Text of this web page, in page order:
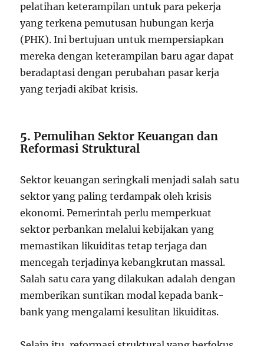
pelatihan keterampilan untuk para pekerja
yang terkena pemutusan hubungan kerja
(PHK). Ini bertujuan untuk mempersiapkan
mereka dengan keterampilan baru agar dapat
beradaptasi dengan perubahan pasar kerja
yang terjadi akibat krisis.
5.Pemulihan Sektor Keuangan dan
Reformasi Struktural
Sektor keuangan seringkali menjadi salah satu
sektor yang paling terdampak oleh krisis
ekonomi. Pemerintah perlu memperkuat
sektor perbankan melalui kebijakan yang
memastikan likuiditas tetap terjaga dan
mencegah terjadinya kebangkrutan massal.
Salah satu cara yang dilakukan adalah dengan
memberikan suntikan modal kepada bank-
bank yang mengalami kesulitan likuiditas.